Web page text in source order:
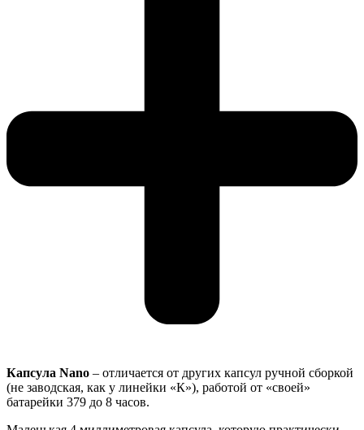
Капсула Nano – отличается от других капсул ручной сборкой
(не заводская, как у линейки «К»), работой от «своей»
батарейки 379 до 8 часов.